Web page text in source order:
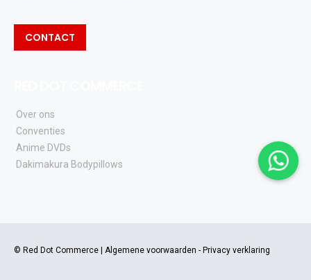
CONTACT
Over ons
Conventies
Anime DVDs
Dakimakura Bodypillows
© Red Dot Commerce | Algemene voorwaarden - Privacy verklaring